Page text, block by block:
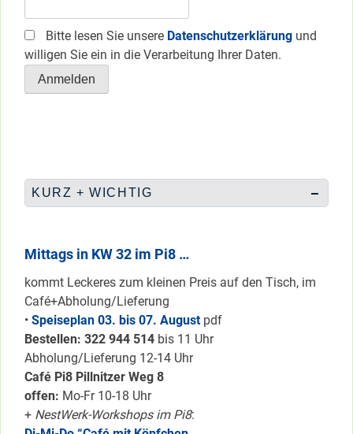
Bitte lesen Sie unsere Datenschutzerklärung und
willigen Sie ein in die Verarbeitung Ihrer Daten.
KURZ + WICHTIG
Mittags in KW 32 im Pi8 …
kommt Leckeres zum kleinen Preis auf den Tisch, im
Café+Abholung/Lieferung
• Speiseplan 03. bis 07. August pdf
Bestellen: 322 944 514 bis 11 Uhr
Abholung/Lieferung 12-14 Uhr
Café Pi8 Pillnitzer Weg 8
offen: Mo-Fr 10-18 Uhr
+ NestWerk-Workshops im Pi8: